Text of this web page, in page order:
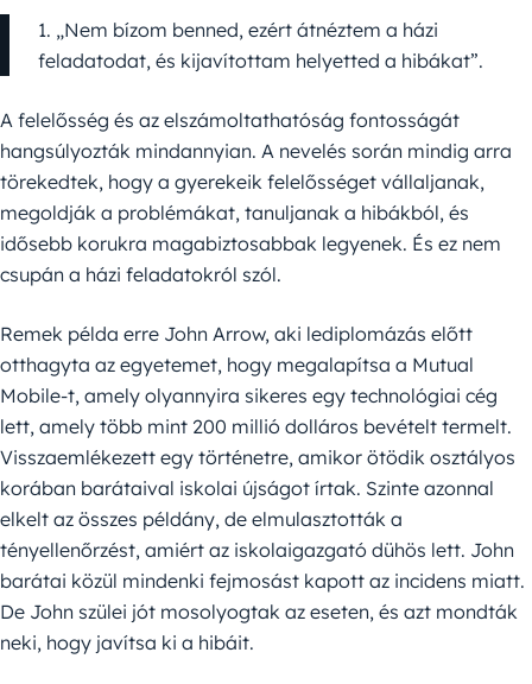
1. „Nem bízom benned, ezért átnéztem a házi
feladatodat, és kijavítottam helyetted a hibákat”.
A felelősség és az elszámoltathatóság fontosságát
hangsúlyozták mindannyian. A nevelés során mindig arra
törekedtek, hogy a gyerekeik felelősséget vállaljanak,
megoldják a problémákat, tanuljanak a hibákból, és
idősebb korukra magabiztosabbak legyenek. És ez nem
csupán a házi feladatokról szól.
Remek példa erre John Arrow, aki lediplomázás előtt
otthagyta az egyetemet, hogy megalapítsa a Mutual
Mobile-t, amely olyannyira sikeres egy technológiai cég
lett, amely több mint 200 millió dolláros bevételt termelt.
Visszaemlékezett egy történetre, amikor ötödik osztályos
korában barátaival iskolai újságot írtak. Szinte azonnal
elkelt az összes példány, de elmulasztották a
tényellenőrzést, amiért az iskolaigazgató dühös lett. John
barátai közül mindenki fejmosást kapott az incidens miatt.
De John szülei jót mosolyogtak az eseten, és azt mondták
neki, hogy javítsa ki a hibáit.